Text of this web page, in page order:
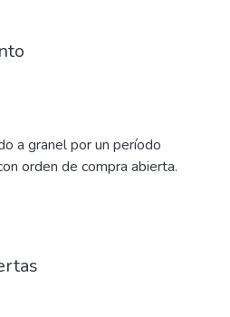
a granel por un período
orden de compra abierta.